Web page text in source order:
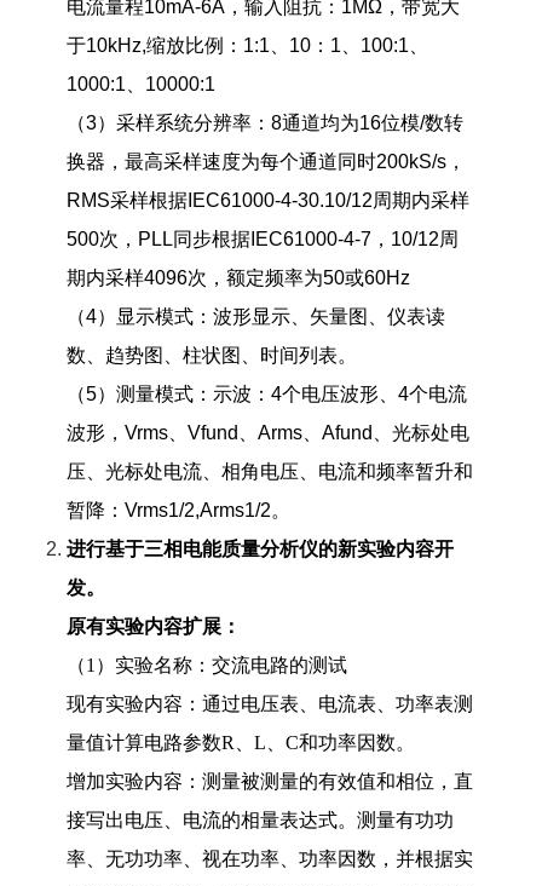
电流量程10mA-6A ，输入阻抗：1MΩ，带宽大
于10kHz,缩放比例：1:1、10：1、100:1、
1000:1、10000:1
（3） 采样系统分辨率：8通道均为16位模/数转
换器，最高采样速度为每个通道同时200kS/s，
RMS采样根据IEC61000-4-30.10/12周期内采样
500次，PLL同步根据IEC61000-4-7 ，10/12周
期内采样4096次，额定频率为50或60Hz
（4）显示模式：波形显示、矢量图、仪表读
数、趋势图、柱状图、时间列表。
（5） 测量模式：示波：4个电压波形、4个电流
波形，Vrms、Vfund、Arms、Afund、光标处电
压、光标处电流、相角电压、电流和频率暂升和
暂降：Vrms1/2,Arms1/2。
进行基于三相电能质量分析仪的新实验内容开
发。
原有实验内容扩展：
（1 ）实验名称：交流电路的测试
现有实验内容：通过电压表、电流表、功率表测
量值计算电路参数R L C和功率因数。
增加实验内容：测量被测量的有效值和相位，直
接写出电压、电流的相量表达式。测量有功功
率、无功功率、视在功率、功率因数，并根据实